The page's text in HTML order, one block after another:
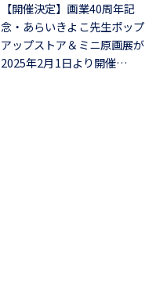
【開催決定】画業40周年記
念・あらいきよこ先生ポップ
アップストア＆ミニ原画展が
2025年2月1日より開催…